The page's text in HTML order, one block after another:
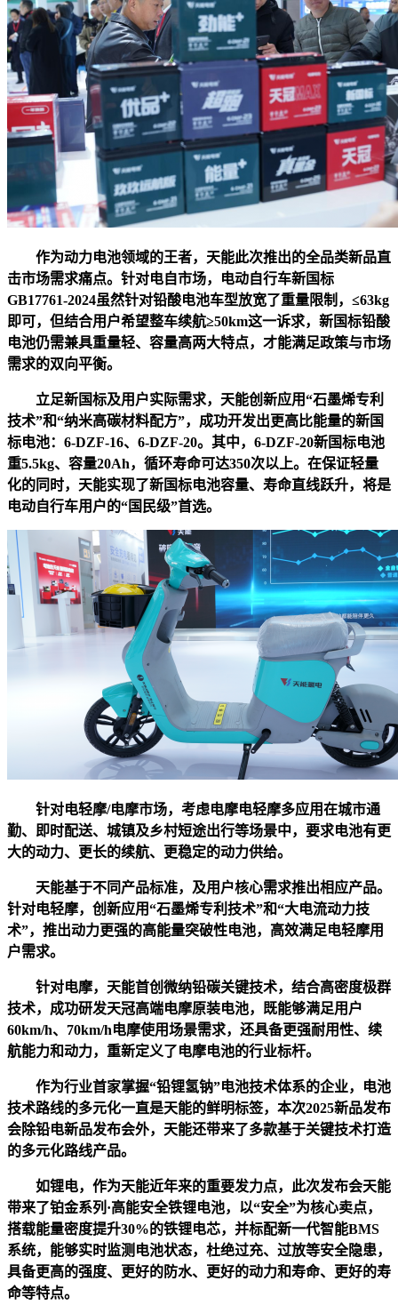
作为动力电池领域的王者，天能此次推出的全品类新品直
击市场需求痛点。针对电自市场，电动自行车新国标
GB17761-2024虽然针对铅酸电池车型放宽了重量限制，≤63kg
即可，但结合用户希望整车续航≥50km这一诉求，新国标铅酸
电池仍需兼具重量轻、容量高两大特点，才能满足政策与市场
需求的双向平衡。
立足新国标及用户实际需求，天能创新应用“石墨烯专利
技术”和“纳米高碳材料配方”，成功开发出更高比能量的新国
标电池：6-DZF-16、6-DZF-20。其中，6-DZF-20新国标电池
重5.5kg、容量20Ah，循环寿命可达350次以上。在保证轻量
化的同时，天能实现了新国标电池容量、寿命直线跃升，将是
电动自行车用户的“国民级”首选。
针对电轻摩/电摩市场，考虑电摩电轻摩多应用在城市通
勤、即时配送、城镇及乡村短途出行等场景中，要求电池有更
大的动力、更长的续航、更稳定的动力供给。
天能基于不同产品标准，及用户核心需求推出相应产品。
针对电轻摩，创新应用“石墨烯专利技术”和“大电流动力技
术”，推出动力更强的高能量突破性电池，高效满足电轻摩用
户需求。
针对电摩，天能首创微纳铅碳关键技术，结合高密度极群
技术，成功研发天冠高端电摩原装电池，既能够满足用户
60km/h、70km/h电摩使用场景需求，还具备更强耐用性、续
航能力和动力，重新定义了电摩电池的行业标杆。
作为行业首家掌握“铅锂氢钠”电池技术体系的企业，电池
技术路线的多元化一直是天能的鲜明标签，本次2025新品发布
会除铅电新品发布会外，天能还带来了多款基于关键技术打造
的多元化路线产品。
如锂电，作为天能近年来的重要发力点，此次发布会天能
带来了铂金系列·高能安全铁锂电池，以“安全”为核心卖点，
搭载能量密度提升30%的铁锂电芯，并标配新一代智能BMS
系统，能够实时监测电池状态，杜绝过充、过放等安全隐患，
具备更高的强度、更好的防水、更好的动力和寿命、更好的寿
命等特点。